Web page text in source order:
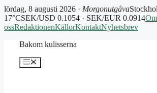
lördag, 8 augusti 2026 · Morgonutgåva
17°CSEK/USD 0.1054 · SEK/EUR 0.0914Om
ossRedaktionenKällorKontaktNyhetsbrev
Bakom kulisserna
Meny